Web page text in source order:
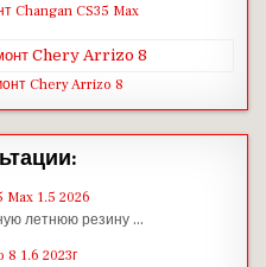
Changan CS35 Max
Chery Arrizo 8
Max 1.5 2026
летнюю резину …
1.6 2023г